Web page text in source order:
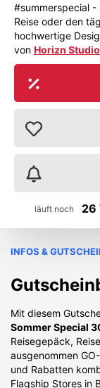
#summerspecial
Reise oder den
hochwertige
von Horizn
läuft noch 26
INFOS &
Mit diesem
Sommer Special
Reisegepäck,
ausgenommen
und Rabatten
Flagship Stores in